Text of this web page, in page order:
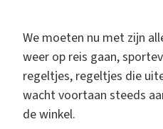
We moeten nu met zijn
weer op reis gaan,
regeltjes, regeltjes die
wacht voortaan steeds
de winkel.